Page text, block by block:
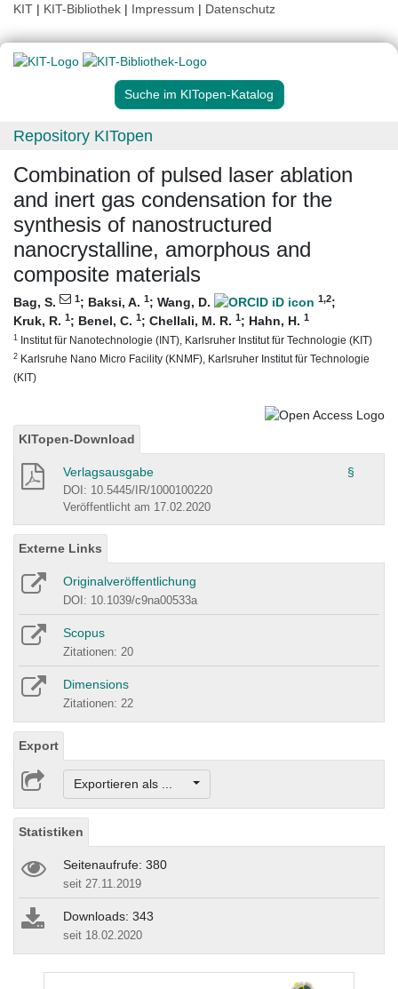
KIT | KIT-Bibliothek | Impressum | Datenschutz
Suche im KITopen-Katalog
Repository KITopen
Combination of pulsed laser ablation
and inert gas condensation for the
synthesis of nanostructured
nanocrystalline, amorphous and
composite materials
Bag, S. 1; Baksi, A. 1; Wang, D. 1,2;
Kruk, R. 1; Benel, C. 1; Chellali, M. R. 1; Hahn, H. 1
1 Institut für Nanotechnologie (INT), Karlsruher Institut für Technologie (KIT)
2 Karlsruhe Nano Micro Facility (KNMF), Karlsruher Institut für Technologie
(KIT)
KITopen-Download
Verlagsausgabe §
DOI: 10.5445/IR/1000100220
Veröffentlicht am 17.02.2020
Externe Links
Originalveröffentlichung
DOI: 10.1039/c9na00533a
Scopus
Zitationen: 20
Dimensions
Zitationen: 22
Export
Exportieren als ...
Statistiken
Seitenaufrufe: 380
seit 27.11.2019
Downloads: 343
seit 18.02.2020